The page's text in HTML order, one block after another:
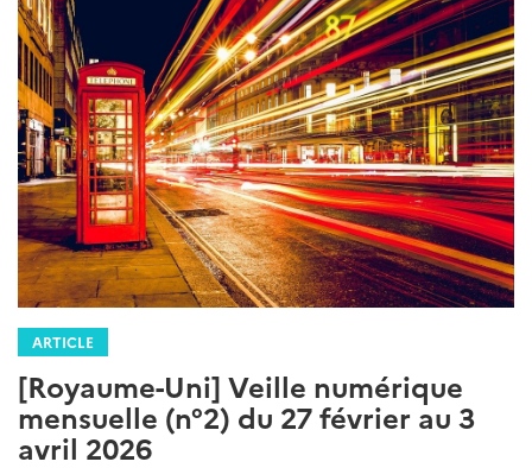
ARTICLE
[Royaume-Uni] Veille numérique
mensuelle (n°2) du 27 février au 3
avril 2026